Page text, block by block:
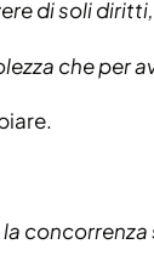
di soli
che per